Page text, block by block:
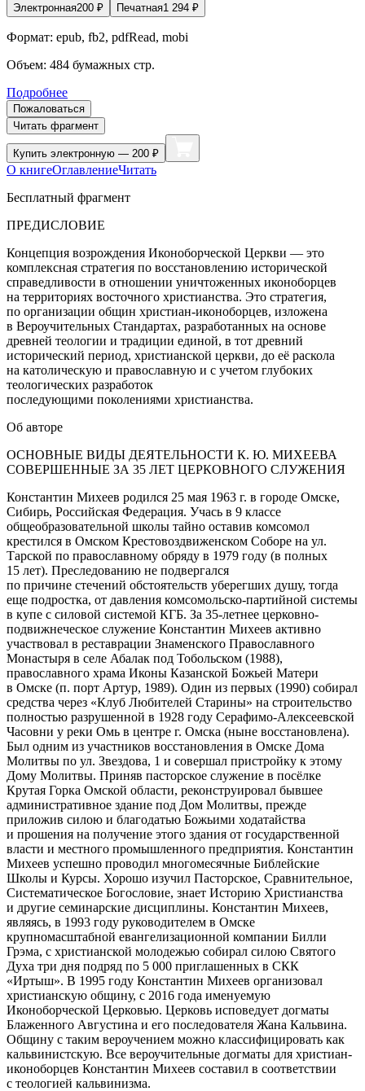
Электронная200 ₽ Печатная1 294 ₽
Формат: epub, fb2, pdfRead, mobi
Объем: 484 бумажных стр.
Подробнее
Пожаловаться
Читать фрагмент
Купить электронную — 200 ₽
О книгеОглавлениеЧитать
Бесплатный фрагмент
ПРЕДИСЛОВИЕ
Концепция возрождения Иконоборческой Церкви — это
комплексная стратегия по восстановлению исторической
справедливости в отношении уничтоженных иконоборцев
на территориях восточного христианства. Это стратегия,
по организации общин христиан-иконоборцев, изложена
в Вероучительных Стандартах, разработанных на основе
древней теологии и традиции единой, в тот древний
исторический период, христианской церкви, до её раскола
на католическую и православную и с учетом глубоких
теологических разработок
последующими поколениями христианства.
Об авторе
ОСНОВНЫЕ ВИДЫ ДЕЯТЕЛЬНОСТИ К. Ю. МИХЕЕВА
СОВЕРШЕННЫЕ ЗА 35 ЛЕТ ЦЕРКОВНОГО СЛУЖЕНИЯ
Константин Михеев родился 25 мая 1963 г. в городе Омске,
Сибирь, Российская Федерация. Учась в 9 классе
общеобразовательной школы тайно оставив комсомол
крестился в Омском Крестовоздвиженском Соборе на ул.
Тарской по православному обряду в 1979 году (в полных
15 лет). Преследованию не подвергался
по причине стечений обстоятельств уберегших душу, тогда
еще подростка, от давления комсомольско-партийной системы
в купе с силовой системой КГБ. За 35-летнее церковно-
подвижнеческое служение Константин Михеев активно
участвовал в реставрации Знаменского Православного
Монастыря в селе Абалак под Тобольском (1988),
православного храма Иконы Казанской Божьей Матери
в Омске (п. порт Артур, 1989). Один из первых (1990) собирал
средства через «Клуб Любителей Старины» на строительство
полностью разрушенной в 1928 году Серафимо-Алексеевской
Часовни у реки Омь в центре г. Омска (ныне восстановлена).
Был одним из участников восстановления в Омске Дома
Молитвы по ул. Звездова, 1 и совершал пристройку к этому
Дому Молитвы. Приняв пасторское служение в посёлке
Крутая Горка Омской области, реконструировал бывшее
административное здание под Дом Молитвы, прежде
приложив силою и благодатью Божьими ходатайства
и прошения на получение этого здания от государственной
власти и местного промышленного предприятия. Константин
Михеев успешно проводил многомесячные Библейские
Школы и Курсы. Хорошо изучил Пасторское, Сравнительное,
Систематическое Богословие, знает Историю Христианства
и другие семинарские дисциплины. Константин Михеев,
являясь, в 1993 году руководителем в Омске
крупномасштабной евангелизационной компании Билли
Грэма, с христианской молодежью собирал силою Святого
Духа три дня подряд по 5 000 приглашенных в СКК
«Иртыш». В 1995 году Константин Михеев организовал
христианскую общину, с 2016 года именуемую
Иконоборческой Церковью. Церковь исповедует догматы
Блаженного Августина и его последователя Жана Кальвина.
Общину с таким вероучением можно классифицировать как
кальвинистскую. Все вероучительные догматы для христиан-
иконоборцев Константин Михеев составил в соответствии
с теологией кальвинизма.